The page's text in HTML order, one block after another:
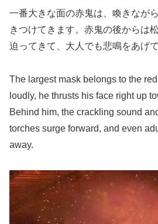
一番大きな面の赤鬼は、喚きなが
きつけてきます。赤鬼の後からは
迫ってきて、大人でも悲鳴をあげ
The largest mask belongs to the
loudly, he thrusts his face right up
Behind him, the crackling sound
torches surge forward, and even
away.